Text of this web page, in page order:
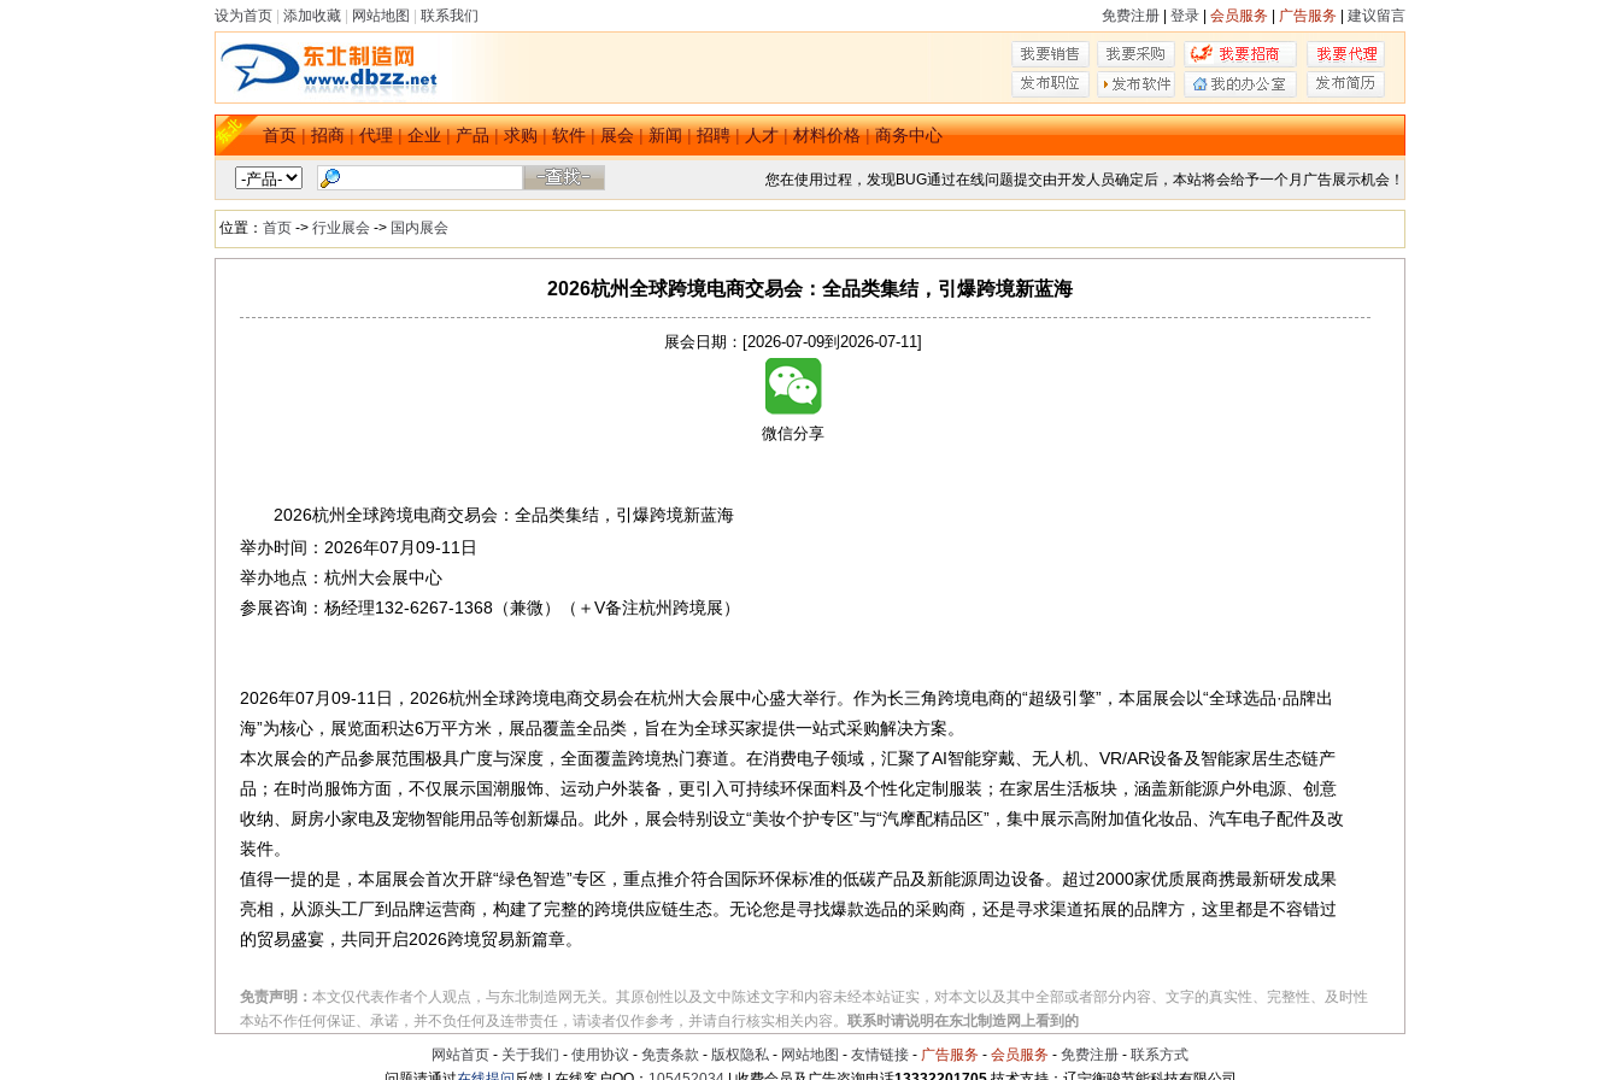
设为首页 添加收藏 网站地图 联系我们 免费注册 登录 会员服务 广告服务 建议留言
首页|招商|代理|企业|产品|求购|软件|展会|新闻|招聘|人才|材料价格|商务中心
您在使用过程，发现BUG通过在线问题提交由开发人员确定后，本站将会给予一个月广告展示机会！
位置： 首页 -> 行业展会 -> 国内展会
2026杭州全球跨境电商交易会：全品类集结，引爆跨境新蓝海
展会日期：[2026-07-09到2026-07-11]
微信分享
2026杭州全球跨境电商交易会：全品类集结，引爆跨境新蓝海
举办时间：2026年07月09-11日
举办地点：杭州大会展中心
‍参展咨询：杨经理132-6267-1368（兼微）（＋V备注杭州跨境展）
2026年07月09-11日，2026杭州全球跨境电商交易会在杭州大会展中心盛大举行。作为长三角跨境电商的“超级引擎”，本届展会以“全球选品·品牌出
海”为核心，展览面积达6万平方米，展品覆盖全品类，旨在为全球买家提供一站式采购解决方案。
本次展会的产品参展范围极具广度与深度，全面覆盖跨境热门赛道。在消费电子领域，汇聚了AI智能穿戴、无人机、VR/AR设备及智能家居生态链产
品；在时尚服饰方面，不仅展示国潮服饰、运动户外装备，更引入可持续环保面料及个性化定制服装；在家居生活板块，涵盖新能源户外电源、创意
收纳、厨房小家电及宠物智能用品等创新爆品。此外，展会特别设立“美妆个护专区”与“汽摩配精品区”，集中展示高附加值化妆品、汽车电子配件及改
装件。
值得一提的是，本届展会首次开辟“绿色智造”专区，重点推介符合国际环保标准的低碳产品及新能源周边设备。超过2000家优质展商携最新研发成果
亮相，从源头工厂到品牌运营商，构建了完整的跨境供应链生态。无论您是寻找爆款选品的采购商，还是寻求渠道拓展的品牌方，这里都是不容错过
的贸易盛宴，共同开启2026跨境贸易新篇章。
免责声明： 本文仅代表作者个人观点，与东北制造网无关。其原创性以及文中陈述文字和内容未经本站证实，对本文以及其中全部或者部分内容、文字的真实性、完整性、及时性
本站不作任何保证、承诺，并不负任何及连带责任，请读者仅作参考，并请自行核实相关内容。 联系时请说明在东北制造网上看到的
网站首页 - 关于我们 - 使用协议 - 免责条款 - 版权隐私 - 网站地图 - 友情链接 - 广告服务 - 会员服务 - 免费注册 - 联系方式